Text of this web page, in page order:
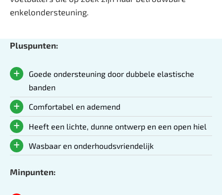
enkelondersteuning.
Pluspunten:
Goede ondersteuning door dubbele elastische
banden
Comfortabel en ademend
Heeft een lichte, dunne ontwerp en een open hiel
Wasbaar en onderhoudsvriendelijk
Minpunten: